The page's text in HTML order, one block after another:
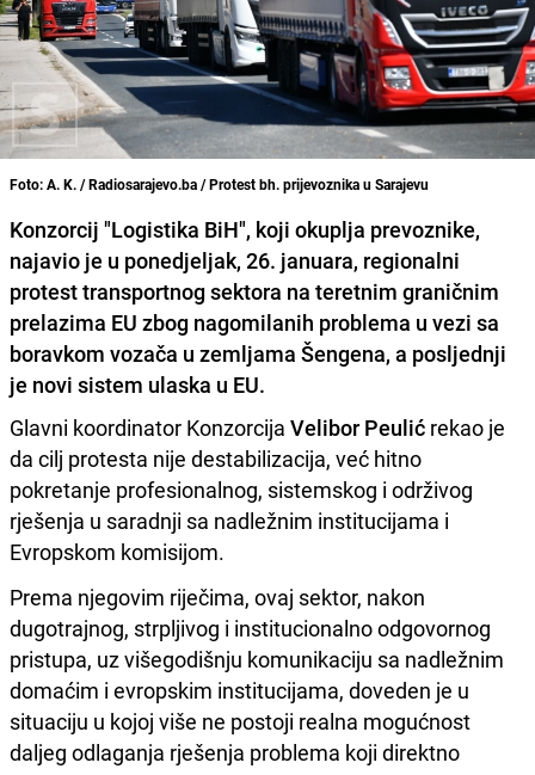
Foto: A. K. / Radiosarajevo.ba / Protest bh. prijevoznika u Sarajevu
Konzorcij "Logistika BiH", koji okuplja prevoznike,
najavio je u ponedjeljak, 26. januara, regionalni
protest transportnog sektora na teretnim graničnim
prelazima EU zbog nagomilanih problema u vezi sa
boravkom vozača u zemljama Šengena, a posljednji
je novi sistem ulaska u EU.
Glavni koordinator Konzorcija Velibor Peulić rekao je
da cilj protesta nije destabilizacija, već hitno
pokretanje profesionalnog, sistemskog i održivog
rješenja u saradnji sa nadležnim institucijama i
Evropskom komisijom.
Prema njegovim riječima, ovaj sektor, nakon
dugotrajnog, strpljivog i institucionalno odgovornog
pristupa, uz višegodišnju komunikaciju sa nadležnim
domaćim i evropskim institucijama, doveden je u
situaciju u kojoj više ne postoji realna mogućnost
daljeg odlaganja rješenja problema koji direktno